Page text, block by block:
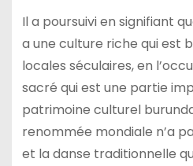
Il a poursuivi en signifiant
a une culture riche qui est
locales séculaires, en
sacré qui est une partie
patrimoine culturel
renommée mondiale n’a
et la danse traditionnelle